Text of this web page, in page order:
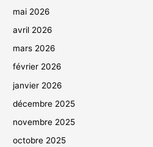
mai 2026
avril 2026
mars 2026
février 2026
janvier 2026
décembre 2025
novembre 2025
octobre 2025